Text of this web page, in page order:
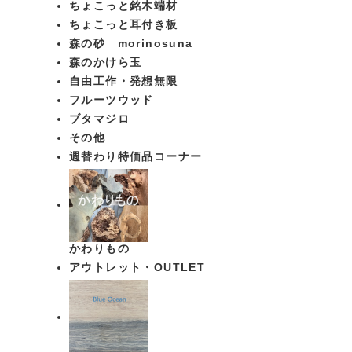
ちょこっと銘木端材
ちょこっと耳付き板
森の砂 morinosuna
森のかけら玉
自由工作・発想無限
フルーツウッド
ブタマジロ
その他
週替わり特価品コーナー
かわりもの
アウトレット・OUTLET